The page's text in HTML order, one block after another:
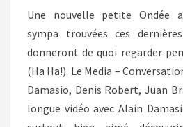
Une nouvelle petite Ondée
sympa trouvées ces
donneront de quoi regarder
(Ha Ha!). Le Media –
Damasio, Denis Robert, Juan
longue vidéo avec Alain